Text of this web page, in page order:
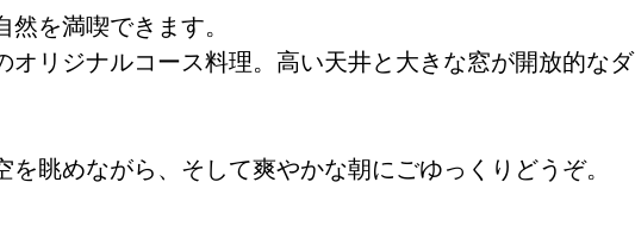
を満喫できます。
オリジナルコース料理。高い天井と大きな窓が開放的なダ
眺めながら、そして爽やかな朝にごゆっくりどうぞ。